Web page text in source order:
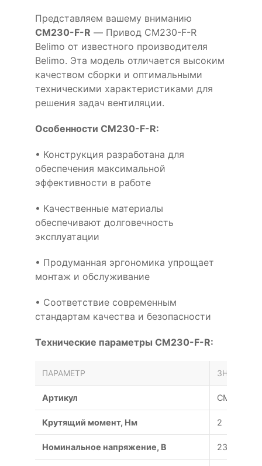
Представляем вашему вниманию
CM230-F-R — Привод CM230-F-R
Belimo от известного производителя
Belimo. Эта модель отличается высоким
качеством сборки и оптимальными
техническими характеристиками для
решения задач вентиляции.
Особенности CM230-F-R:
• Конструкция разработана для
обеспечения максимальной
эффективности в работе
• Качественные материалы
обеспечивают долговечность
эксплуатации
• Продуманная эргономика упрощает
монтаж и обслуживание
• Соответствие современным
стандартам качества и безопасности
Технические параметры CM230-F-R:
ПАРАМЕТР ЗНАЧЕНИЕ
Артикул CM230-F-
Крутящий момент, Нм 2
Номинальное напряжение, В 230